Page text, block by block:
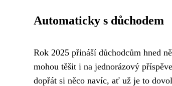
Automaticky s důchodem
Rok 2025 přináší důchodcům hned
mohou těšit i na jednorázový
dopřát si něco navíc, ať už je to